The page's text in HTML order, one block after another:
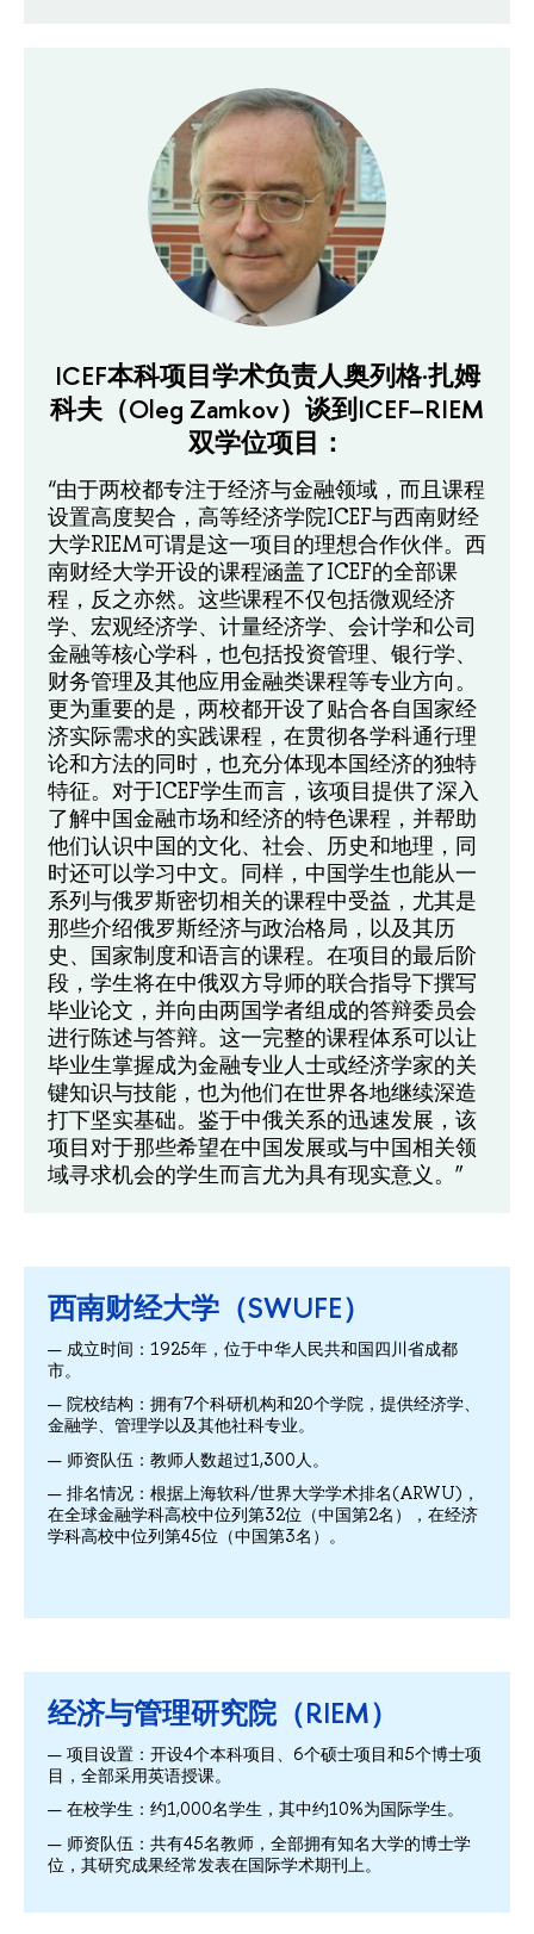
ICEF本科项目学术负责人奥列格·扎姆
科夫（Oleg Zamkov）谈到ICEF–RIEM
双学位项目：
“由于两校都专注于经济与金融领域，而且课程
设置高度契合，高等经济学院ICEF与西南财经
大学RIEM可谓是这一项目的理想合作伙伴。西
南财经大学开设的课程涵盖了ICEF的全部课
程，反之亦然。这些课程不仅包括微观经济
学、宏观经济学、计量经济学、会计学和公司
金融等核心学科，也包括投资管理、银行学、
财务管理及其他应用金融类课程等专业方向。
更为重要的是，两校都开设了贴合各自国家经
济实际需求的实践课程，在贯彻各学科通行理
论和方法的同时，也充分体现本国经济的独特
特征。对于ICEF学生而言，该项目提供了深入
了解中国金融市场和经济的特色课程，并帮助
他们认识中国的文化、社会、历史和地理，同
时还可以学习中文。同样，中国学生也能从一
系列与俄罗斯密切相关的课程中受益，尤其是
那些介绍俄罗斯经济与政治格局，以及其历
史、国家制度和语言的课程。在项目的最后阶
段，学生将在中俄双方导师的联合指导下撰写
毕业论文，并向由两国学者组成的答辩委员会
进行陈述与答辩。这一完整的课程体系可以让
毕业生掌握成为金融专业人士或经济学家的关
键知识与技能，也为他们在世界各地继续深造
打下坚实基础。鉴于中俄关系的迅速发展，该
项目对于那些希望在中国发展或与中国相关领
域寻求机会的学生而言尤为具有现实意义。”
西南财经大学（SWUFE）
成立时间：1925年，位于中华人民共和国四川省成都
市。
院校结构：拥有7个科研机构和20个学院，提供经济学、
金融学、管理学以及其他社科专业。
师资队伍：教师人数超过1,300人。
排名情况：根据上海软科/世界大学学术排名(ARWU)，
在全球金融学科高校中位列第32位（中国第2名），在经济
学科高校中位列第45位（中国第3名）。
经济与管理研究院（RIEM）
项目设置：开设4个本科项目、6个硕士项目和5个博士项
目，全部采用英语授课。
在校学生：约1,000名学生，其中约10%为国际学生。
师资队伍：共有45名教师，全部拥有知名大学的博士学
位，其研究成果经常发表在国际学术期刊上。